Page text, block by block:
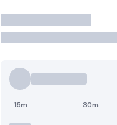
Operar
15m 30m